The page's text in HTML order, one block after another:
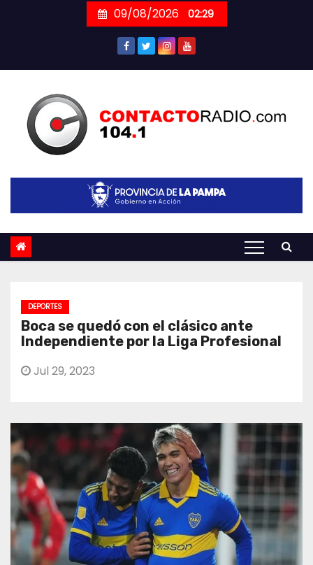
09/08/2026 02:29
DEPORTES
Boca se quedó con el clásico ante
Independiente por la Liga Profesional
Jul 29, 2023